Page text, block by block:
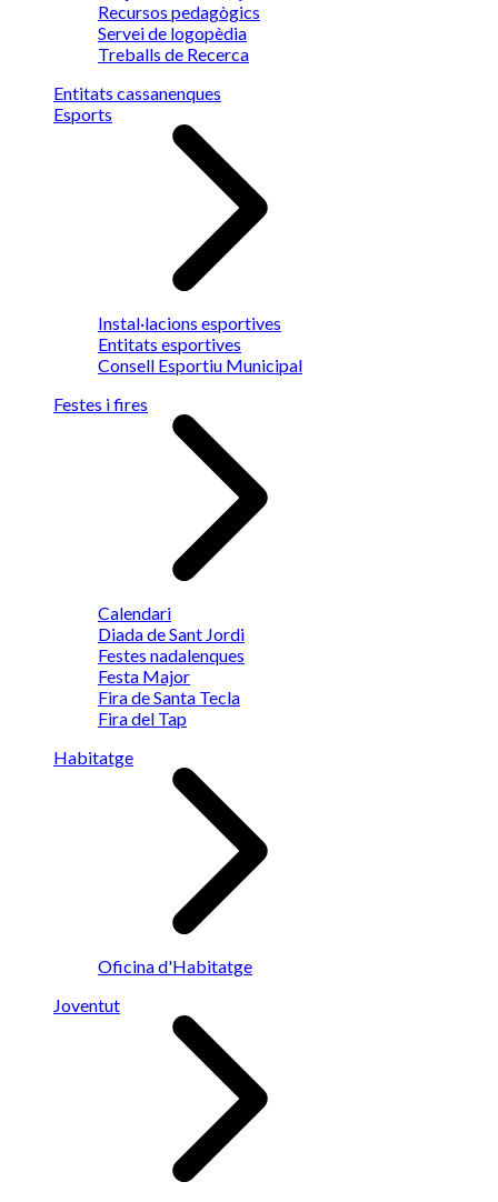
Recursos pedagògics
Servei de logopèdia
Treballs de Recerca
Entitats cassanenques
Esports
Instal·lacions esportives
Entitats esportives
Consell Esportiu Municipal
Festes i fires
Calendari
Diada de Sant Jordi
Festes nadalenques
Festa Major
Fira de Santa Tecla
Fira del Tap
Habitatge
Oficina d'Habitatge
Joventut